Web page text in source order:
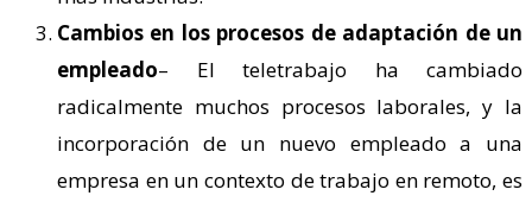
Cambios en los procesos de adaptación de un
empleado– El teletrabajo ha cambiado
radicalmente muchos procesos laborales, y la
incorporación de un nuevo empleado a una
empresa en un contexto de trabajo en remoto, es